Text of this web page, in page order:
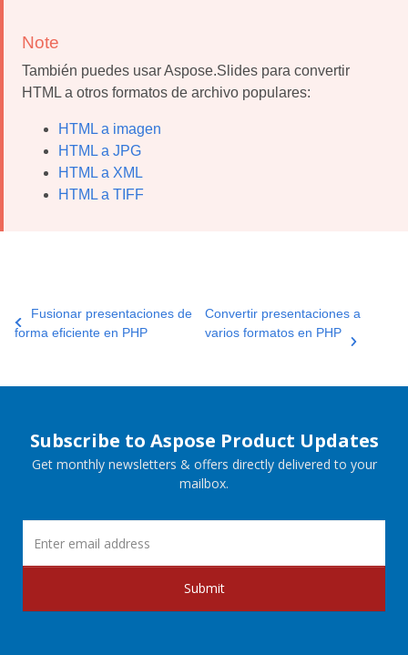
Note
También puedes usar Aspose.Slides para convertir
HTML a otros formatos de archivo populares:
HTML a imagen
HTML a JPG
HTML a XML
HTML a TIFF
Fusionar presentaciones de
forma eficiente en PHP
Convertir presentaciones a
varios formatos en PHP
Subscribe to Aspose Product Updates
Get monthly newsletters & offers directly delivered to your
mailbox.
Submit